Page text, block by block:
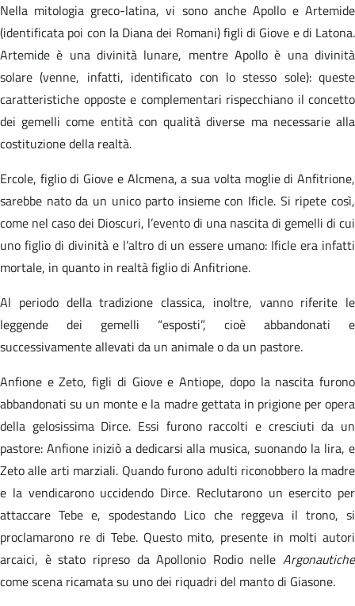
Nella mitologia greco-latina, vi sono anche Apollo e Artemide
(identificata poi con la Diana dei Romani) figli di Giove e di Latona.
Artemide è una divinità lunare, mentre Apollo è una divinità
solare (venne, infatti, identificato con lo stesso sole): queste
caratteristiche opposte e complementari rispecchiano il concetto
dei gemelli come entità con qualità diverse ma necessarie alla
costituzione della realtà.
Ercole, figlio di Giove e Alcmena, a sua volta moglie di Anfitrione,
sarebbe nato da un unico parto insieme con Ificle. Si ripete così,
come nel caso dei Dioscuri, l’evento di una nascita di gemelli di cui
uno figlio di divinità e l’altro di un essere umano: Ificle era infatti
mortale, in quanto in realtà figlio di Anfitrione.
Al periodo della tradizione classica, inoltre, vanno riferite le
leggende dei gemelli “esposti”, cioè abbandonati e
successivamente allevati da un animale o da un pastore.
Anfione e Zeto, figli di Giove e Antiope, dopo la nascita furono
abbandonati su un monte e la madre gettata in prigione per opera
della gelosissima Dirce. Essi furono raccolti e cresciuti da un
pastore: Anfione iniziò a dedicarsi alla musica, suonando la lira, e
Zeto alle arti marziali. Quando furono adulti riconobbero la madre
e la vendicarono uccidendo Dirce. Reclutarono un esercito per
attaccare Tebe e, spodestando Lico che reggeva il trono, si
proclamarono re di Tebe. Questo mito, presente in molti autori
arcaici, è stato ripreso da Apollonio Rodio nelle Argonautiche
come scena ricamata su uno dei riquadri del manto di Giasone.